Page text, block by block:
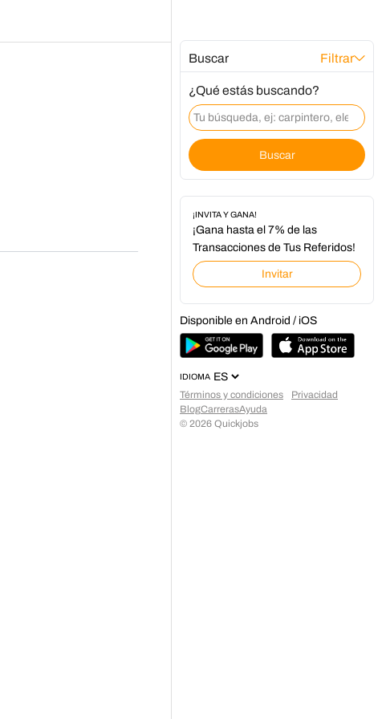
Buscar Filtrar
¿Qué estás buscando?
Buscar
¡INVITA Y GANA!
¡Gana hasta el 7% de las
Transacciones de Tus Referidos!
Invitar
Disponible en Android / iOS
IDIOMA
Términos y condiciones
Privacidad
BlogCarrerasAyuda
© 2026 Quickjobs